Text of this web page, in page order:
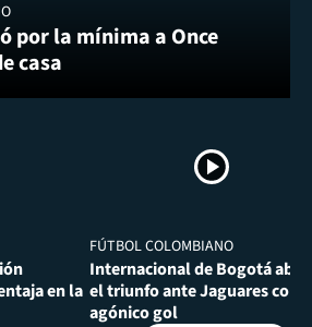
por la mínima a Once
casa
en la
FÚTBOL COLOMBIANO
Internacional de Bogotá
el triunfo ante Jaguares con
agónico gol